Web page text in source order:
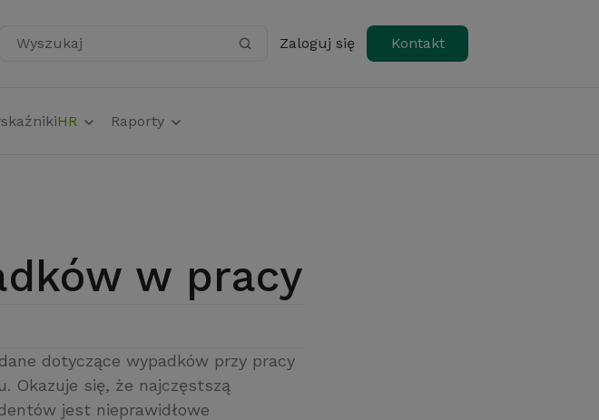
Wyszukaj Zaloguj się Kontakt
HR Raporty
w pracy
dotyczące wypadków przy pracy
Okazuje się, że najczęstszą
jest nieprawidłowe